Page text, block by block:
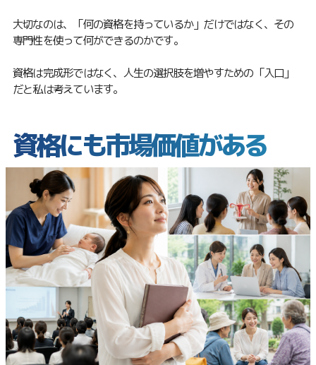
大切なのは、「何の資格を持っているか」だけではなく、その
専門性を使って何ができるのかです。
資格は完成形ではなく、人生の選択肢を増やすための「入口」
だと私は考えています。
資格にも市場価値がある